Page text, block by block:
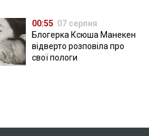
00:55 07 серпня
Блогерка Ксюша Манекен
відверто розповіла про
свої пологи